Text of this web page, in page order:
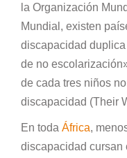
la Organización
Mundial, existen
discapacidad
de no
de cada tres niños
discapacidad (Their
En toda África,
discapacidad cursan